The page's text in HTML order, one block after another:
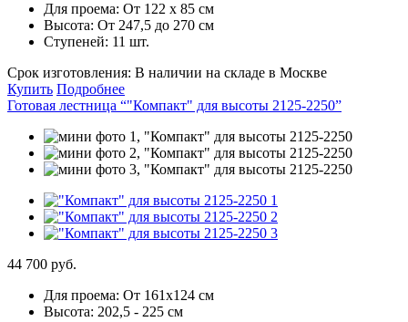
Для проема: От 122 х 85 см
Высота: От 247,5 до 270 см
Ступеней: 11 шт.
Срок изготовления: В наличии на складе в Москве
Купить Подробнее
Готовая лестница “"Компакт" для высоты 2125-2250”
44 700 руб.
Для проема: От 161х124 см
Высота: 202,5 - 225 см